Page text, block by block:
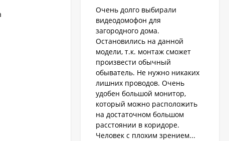
Очень долго выбирали
видеодомофон для
загородного дома.
Остановились на данной
модели, т.к. монтаж сможет
произвести обычный
обыватель. Не нужно никаких
лишних проводов. Очень
удобен большой монитор,
который можно расположить
на достаточном большом
расстоянии в коридоре.
Человек с плохим зрением...